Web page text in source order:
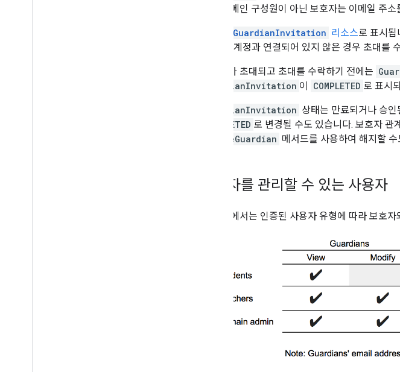
스룸 도메인 구성원이 아닌 보호자는 이메일 주
GuardianInvitation 리소스로 표시
Google 계정과 연결되어 있지 않은 경우 초대를
사용자가 초대되고 초대를 수락하기 전에는
GuardianInvitation 이 COMPLETED 로 표시
GuardianInvitation 상태는 만료되거나 승
COMPLETED 로 변경될 수도 있습니다. 보호자 관
DeleteGuardian 메서드를 사용하여 해지할 수
보호자를 관리할 수 있는 사용자
다음 표에서는 인증된 사용자 유형에 따라 보호